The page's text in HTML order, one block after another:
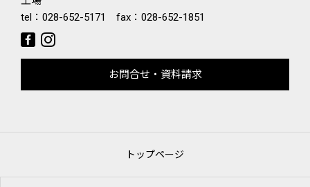
tel： 028-652-5171 fax：028-652-1851
お問合せ・資料請求
トップページ